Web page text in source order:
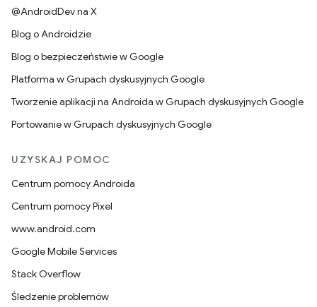
@AndroidDev na X
Blog o Androidzie
Blog o bezpieczeństwie w Google
Platforma w Grupach dyskusyjnych Google
Tworzenie aplikacji na Androida w Grupach dyskusyjnych Google
Portowanie w Grupach dyskusyjnych Google
UZYSKAJ POMOC
Centrum pomocy Androida
Centrum pomocy Pixel
www.android.com
Google Mobile Services
Stack Overflow
Śledzenie problemów